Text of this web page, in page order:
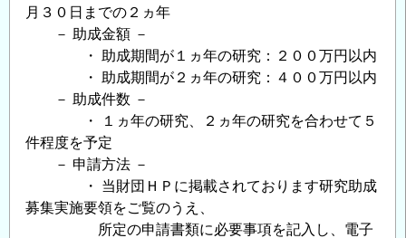
月３０日までの２ヵ年
－ 助成金額 －
・ 助成期間が１ヵ年の研究：２００万円以内
・ 助成期間が２ヵ年の研究：４００万円以内
－ 助成件数 －
・ １ヵ年の研究、２ヵ年の研究を合わせて５
件程度を予定
－ 申請方法 －
・ 当財団ＨＰに掲載されております研究助成
募集実施要領をご覧のうえ、
所定の申請書類に必要事項を記入し、電子